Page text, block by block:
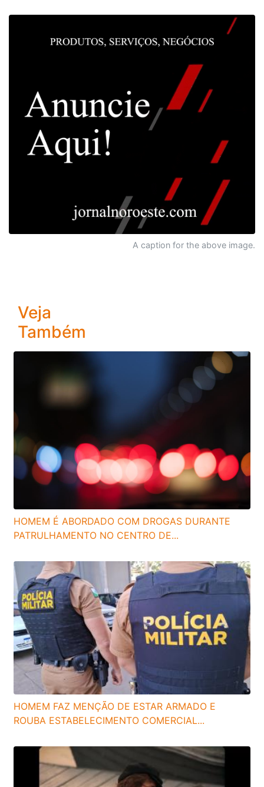
A caption for the above image.
Veja
Também
HOMEM É ABORDADO COM DROGAS DURANTE
PATRULHAMENTO NO CENTRO DE...
HOMEM FAZ MENÇÃO DE ESTAR ARMADO E
ROUBA ESTABELECIMENTO COMERCIAL...